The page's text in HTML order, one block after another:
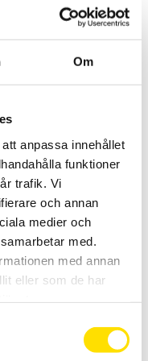
Om
anpassa innehållet
funktioner
trafik. Vi
och annan
medier och
med.
med annan
eller som de har
AC/DC med
TRMS samt extra
startströmsmätning.
på enskilda toner.
överföring av mätdata.
KR
KR